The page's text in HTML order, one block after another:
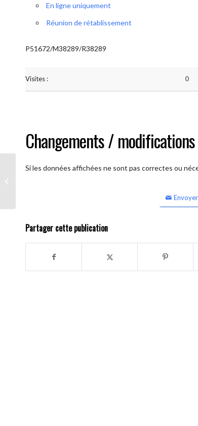
En ligne uniquement
Réunion de rétablissement
P51672/M38289/R38289
Visites : 0
Changements / modifications
Si les données affichées ne sont pas correctes ou
Partager cette publication